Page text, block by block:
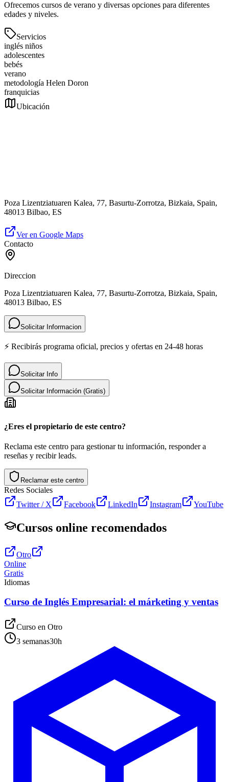
Ofrecemos cursos de verano y diversas opciones para diferentes
edades y niveles.
Servicios
inglés niños
adolescentes
bebés
verano
metodología Helen Doron
franquicias
Ubicación
Poza Lizentziatuaren Kalea, 77, Basurtu-Zorrotza, Bizkaia, Spain,
48013 Bilbao, ES
Ver en Google Maps
Contacto
Direccion
Poza Lizentziatuaren Kalea, 77, Basurtu-Zorrotza, Bizkaia, Spain,
48013 Bilbao, ES
Solicitar Informacion
⚡ Recibirás programa oficial, precios y ofertas en 24-48 horas
Solicitar Info
Solicitar Información (Gratis)
¿Eres el propietario de este centro?
Reclama este centro para gestionar tu información, responder a
reseñas y recibir leads.
Reclamar este centro
Redes Sociales
Twitter / X
Facebook LinkedIn Instagram YouTube
Cursos online recomendados
Otro
Online
Gratis
Idiomas
Curso de Inglés Empresarial: el márketing y ventas
Curso en Otro
3 semanas30h